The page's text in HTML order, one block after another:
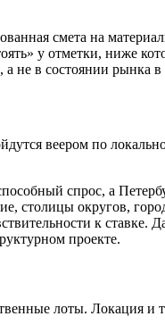
смета на
у отметки, ниже
а не в состоянии рынка
веером по
спрос, а
столицы округов,
к ставке.
проекте.
лоты. Локация и